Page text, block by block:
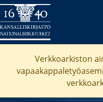
Verkkoarkiston